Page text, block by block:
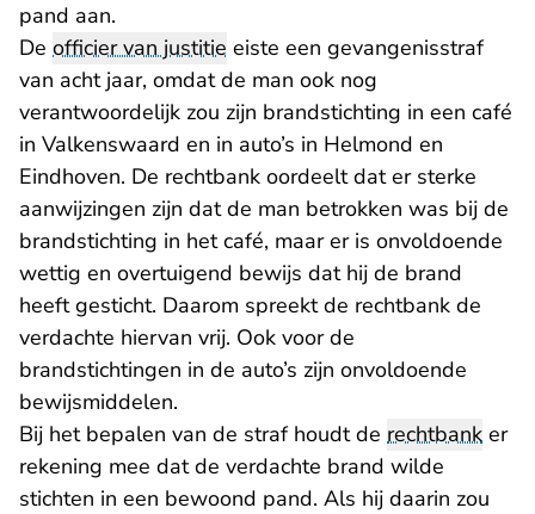
pand aan.
De officier van justitie eiste een gevangenisstraf
van acht jaar, omdat de man ook nog
verantwoordelijk zou zijn brandstichting in een café
in Valkenswaard en in auto’s in Helmond en
Eindhoven. De rechtbank oordeelt dat er sterke
aanwijzingen zijn dat de man betrokken was bij de
brandstichting in het café, maar er is onvoldoende
wettig en overtuigend bewijs dat hij de brand
heeft gesticht. Daarom spreekt de rechtbank de
verdachte hiervan vrij. Ook voor de
brandstichtingen in de auto’s zijn onvoldoende
bewijsmiddelen.
Bij het bepalen van de straf houdt de rechtbank er
rekening mee dat de verdachte brand wilde
stichten in een bewoond pand. Als hij daarin zou